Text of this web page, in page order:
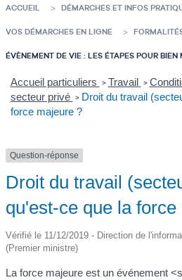
ACCUEIL DÉMARCHES ET INFOS
VOS DÉMARCHES EN LIGNE
ÉVÈNEMENT DE VIE : LES ÉTAPES POUR
Accueil particuliers > Travail >
secteur privé > Droit du travail
force majeure ?
Question-réponse
Droit du travail
qu'est-ce que la
Vérifié le 11/12/2019 - Direction de
(Premier ministre)
La force majeure est un événement